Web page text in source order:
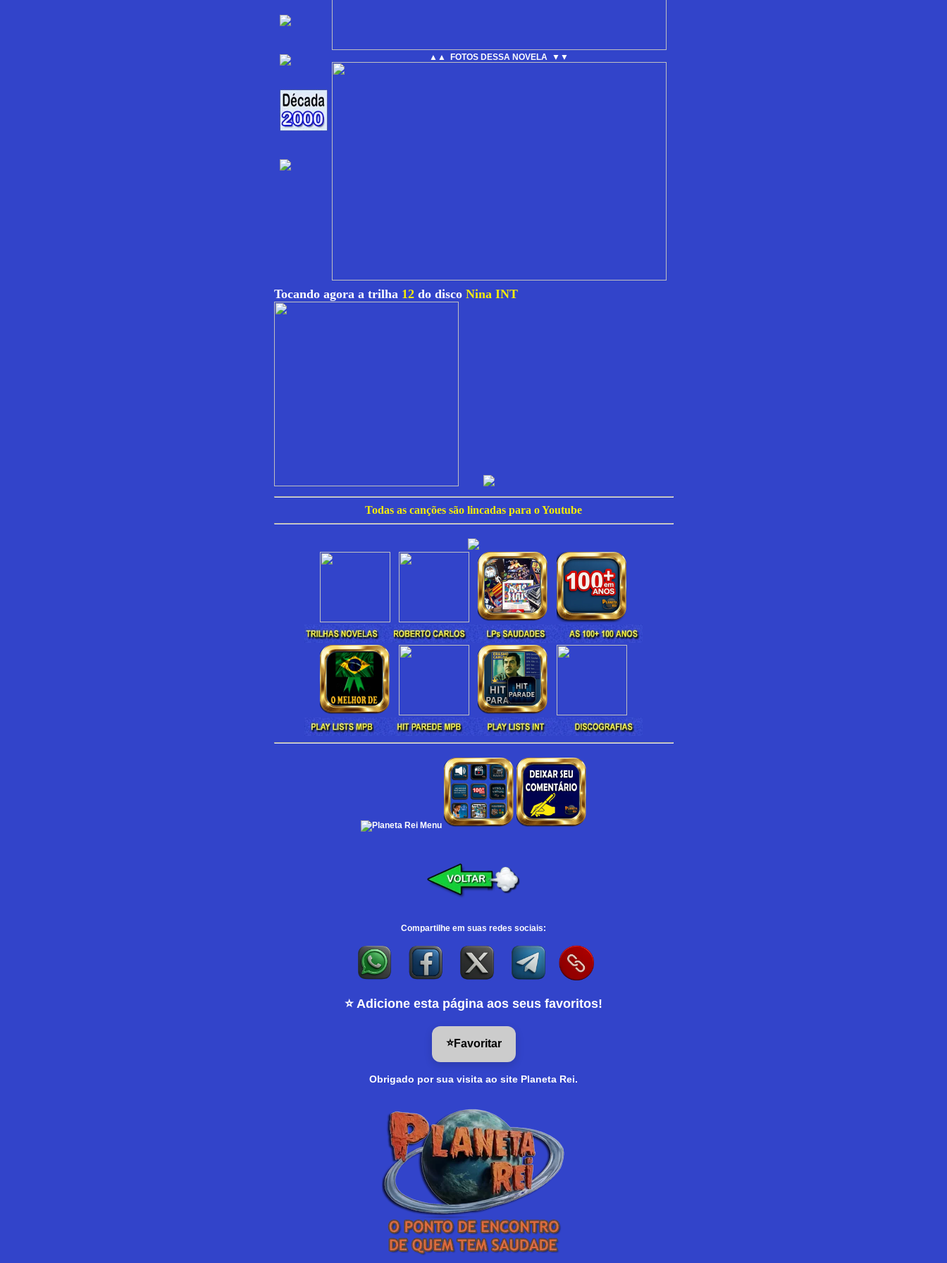
▲▲ FOTOS DESSA NOVELA ▼▼
Tocando agora a trilha 12do disco Nina INT
Todas as canções são lincadas para o Youtube
Compartilhe em suas redes sociais:
⭐ Adicione esta página aos seus favoritos!
⭐Favoritar
Obrigado por sua visita ao site Planeta Rei.